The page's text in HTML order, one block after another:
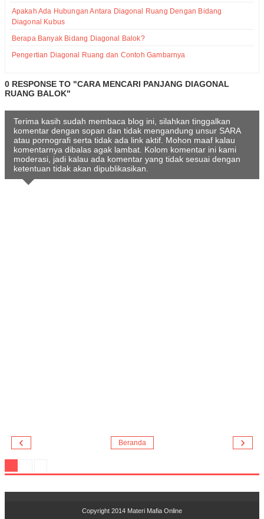
Apakah Ada Hubungan Antara Diagonal Ruang Dengan Bidang
Diagonal Kubus
Berapa Banyak Bidang Diagonal Balok?
Pengertian Diagonal Ruang dan Contoh Gambarnya
0 RESPONSE TO "CARA MENCARI PANJANG DIAGONAL
RUANG BALOK"
Terima kasih sudah membaca blog ini, silahkan tinggalkan
komentar dengan sopan dan tidak mengandung unsur SARA
atau pornografi serta tidak ada link aktif. Mohon maaf kalau
komentarnya dibalas agak lambat. Kolom komentar ini kami
moderasi, jadi kalau ada komentar yang tidak sesuai dengan
ketentuan tidak akan dipublikasikan.
‹ ›
Beranda
Copyright 2014 Materi Mafia Online